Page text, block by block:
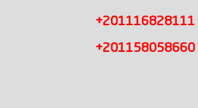
+201116828111
+201158058660